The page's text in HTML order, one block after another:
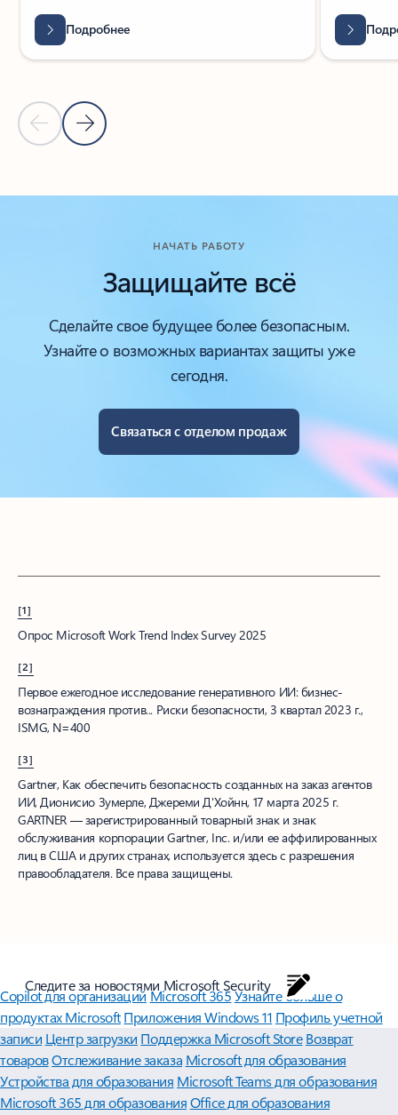
Предыдущий слайд
Следующий слайд
Подробнее
Назад в раздел "Ресурсы"
НАЧАТЬ РАБОТУ
Защищайте всё
Сделайте свое будущее более безопасным.
Узнайте о возможных вариантах защиты уже
сегодня.
Связаться с отделом продаж
[1]
Опрос Microsoft Work Trend Index Survey 2025
[2]
Первое ежегодное исследование генеративного ИИ: бизнес-
вознаграждения против... Риски безопасности, 3 квартал 2023 г.,
ISMG, N=400
[3]
Gartner, Как обеспечить безопасность созданных на заказ агентов
ИИ, Дионисио Зумерле, Джереми Д'Хойнн, 17 марта 2025 г.
GARTNER — зарегистрированный товарный знак и знак
обслуживания корпорации Gartner, Inc. и/или ее аффилированных
лиц в США и других странах, используется здесь с разрешения
правообладателя. Все права защищены.
Следите за новостями Microsoft Security
Copilot для организаций Microsoft 365Узнайте больше о
продуктах MicrosoftПриложения Windows 11 Профиль учетной
записи Центр загрузки Поддержка Microsoft Store Возврат
товаровОтслеживание заказа Microsoft для образования
Устройства для образования Microsoft Teams для образования
Microsoft 365 для образованияOffice для образования